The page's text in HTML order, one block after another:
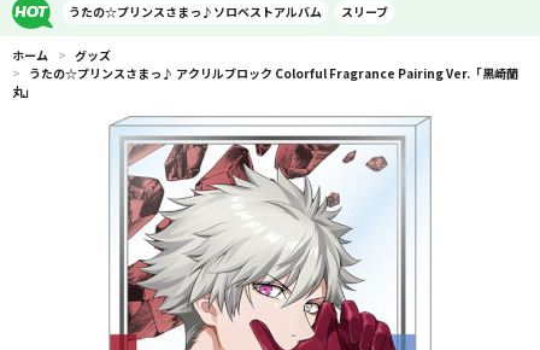
うたの☆プリンスさまっ♪ソロベストアルバム スリーブ
ホーム > グッズ
> うたの☆プリンスさまっ♪ アクリルブロック Colorful Fragrance Pairing Ver.「黒崎蘭
丸」